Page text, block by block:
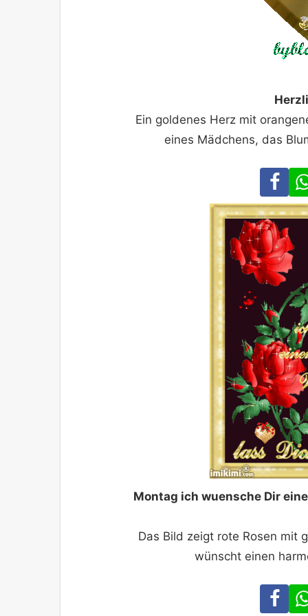
Ein goldenes Herz mit
eines Mädchens, das
Montag ich wuensche Dir
Das Bild zeigt rote Rosen mit
wünscht einen